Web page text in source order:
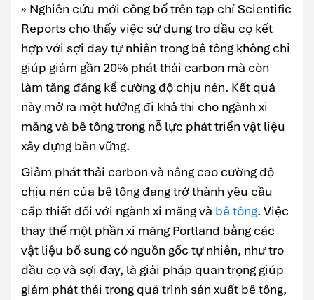
» Nghiên cứu mới công bố trên tạp chí Scientific
Reports cho thấy việc sử dụng tro dầu cọ kết
hợp với sợi đay tự nhiên trong bê tông không chỉ
giúp giảm gần 20% phát thải carbon mà còn
làm tăng đáng kể cường độ chịu nén. Kết quả
này mở ra một hướng đi khả thi cho ngành xi
măng và bê tông trong nỗ lực phát triển vật liệu
xây dựng bền vững.
Giảm phát thải carbon và nâng cao cường độ
chịu nén của bê tông đang trở thành yêu cầu
cấp thiết đối với ngành xi măng và bê tông. Việc
thay thế một phần xi măng Portland bằng các
vật liệu bổ sung có nguồn gốc tự nhiên, như tro
dầu cọ và sợi đay, là giải pháp quan trọng giúp
giảm phát thải trong quá trình sản xuất bê tông,